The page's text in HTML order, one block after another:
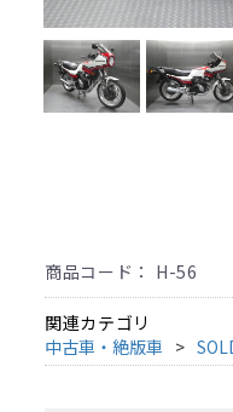
商品コード： H-56
関連カテゴリ
中古車・絶版車